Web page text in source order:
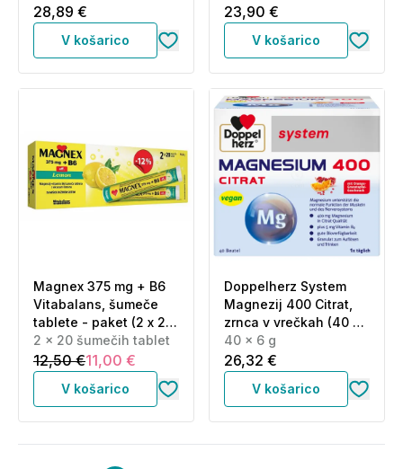
28,89 €
V košarico
23,90 €
V košarico
Magnex 375 mg + B6
Vitabalans, šumeče
tablete - paket (2 x 20
šumečih tablet)
2 x 20 šumečih tablet
12,50 €11,00 €
V košarico
Doppelherz System
Magnezij 400 Citrat,
zrnca v vrečkah (40 x
6 g)
40 x 6 g
26,32 €
V košarico